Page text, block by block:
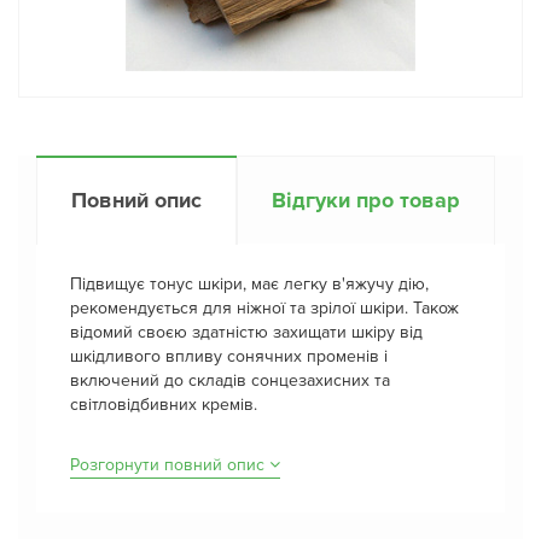
Повний опис Відгуки про товар
Підвищує тонус шкіри, має легку в'яжучу дію,
рекомендується для ніжної та зрілої шкіри. Також
відомий своєю здатністю захищати шкіру від
шкідливого впливу сонячних променів і
включений до складів сонцезахисних та
світловідбивних кремів.
Розгорнути повний опис